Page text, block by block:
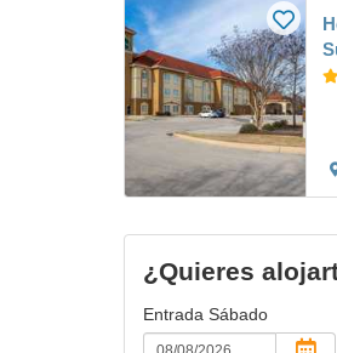
¿Quieres
Entrada Sábado